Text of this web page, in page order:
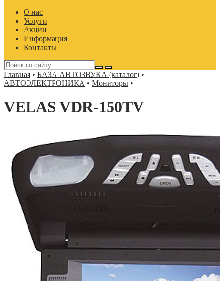
О нас
Услуги
Акции
Информация
Контакты
Главная • БАЗА АВТОЗВУКА (каталог) •
АВТОЭЛЕКТРОНИКА • Мониторы •
VELAS VDR-150TV